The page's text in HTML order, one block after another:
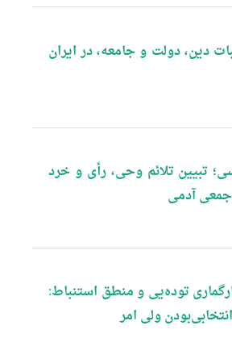
‌دین، دولت‌ و جامعه، در ایران‌
تبیین‌ تلائم‌ وحی، رأی‌ و خرد
آدمی
توده‌یی‌ ‌و منطق‌ استنباط‌:
ولی امر